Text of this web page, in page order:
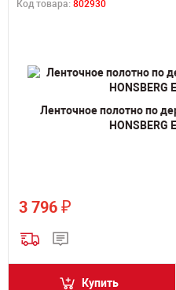
Код товара: 802930
Ленточное полотно по
HONSBERG
3 796 ₽
Купить